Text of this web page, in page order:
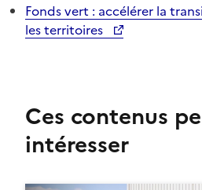
Fonds vert : accélérer la
les territoires
Ces contenus
intéresser